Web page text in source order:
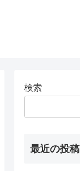
検索
最近の投稿